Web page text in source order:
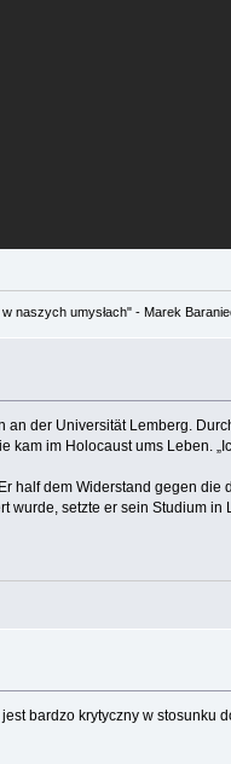
naszych umysłach" - Marek
der Universität Lemberg.
im Holocaust ums Leben.
half dem Widerstand gegen die
setzte er sein Studium in
bardzo krytyczny w stosunku